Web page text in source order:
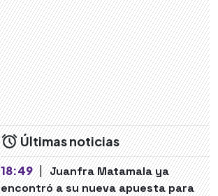
Últimas noticias
18:49 | Juanfra Matamala ya
encontró a su nueva apuesta para